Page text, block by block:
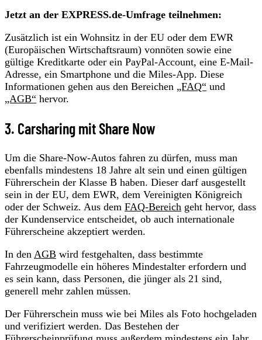
Jetzt an der EXPRESS.de-Umfrage teilnehmen:
Zusätzlich ist ein Wohnsitz in der EU oder dem EWR
(Europäischen Wirtschaftsraum) vonnöten sowie eine
gültige Kreditkarte oder ein PayPal-Account, eine E-Mail-
Adresse, ein Smartphone und die Miles-App. Diese
Informationen gehen aus den Bereichen „FAQ“ und
„AGB“ hervor.
3. Carsharing mit Share Now
Um die Share-Now-Autos fahren zu dürfen, muss man
ebenfalls mindestens 18 Jahre alt sein und einen gültigen
Führerschein der Klasse B haben. Dieser darf ausgestellt
sein in der EU, dem EWR, dem Vereinigten Königreich
oder der Schweiz. Aus dem FAQ-Bereich geht hervor, dass
der Kundenservice entscheidet, ob auch internationale
Führerscheine akzeptiert werden.
In den AGB wird festgehalten, dass bestimmte
Fahrzeugmodelle ein höheres Mindestalter erfordern und
es sein kann, dass Personen, die jünger als 21 sind,
generell mehr zahlen müssen.
Der Führerschein muss wie bei Miles als Foto hochgeladen
und verifiziert werden. Das Bestehen der